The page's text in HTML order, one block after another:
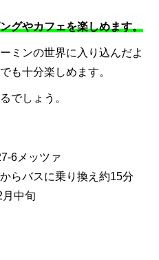
グやカフェを楽しめます。
ミンの世界に入り込んだよ
も十分楽しめます。
でしょう。
6メッツァ
らバスに乗り換え約15分
中旬